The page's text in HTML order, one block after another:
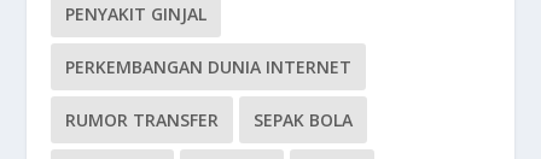
PENYAKIT GINJAL
PERKEMBANGAN DUNIA INTERNET
RUMOR TRANSFER SEPAK BOLA